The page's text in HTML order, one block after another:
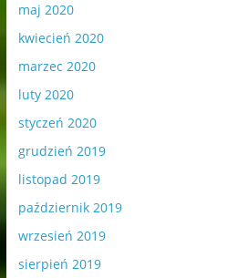
maj 2020
kwiecień 2020
marzec 2020
luty 2020
styczeń 2020
grudzień 2019
listopad 2019
październik 2019
wrzesień 2019
sierpień 2019